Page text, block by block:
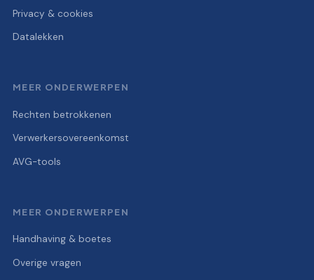
Privacy & cookies
Datalekken
MEER ONDERWERPEN
Rechten betrokkenen
Verwerkersovereenkomst
AVG-tools
MEER ONDERWERPEN
Handhaving & boetes
Overige vragen